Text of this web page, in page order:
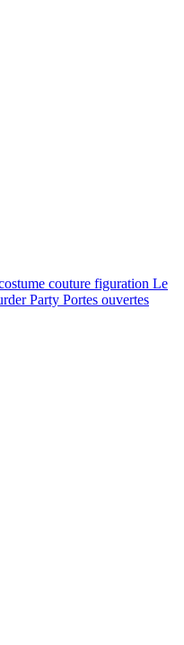
couture figuration Le
Party Portes ouvertes